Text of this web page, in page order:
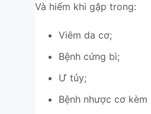
Và hiếm khi gặp trong:
Viêm da cơ;
Bệnh cứng bì;
Ư tủy;
Bệnh nhược cơ